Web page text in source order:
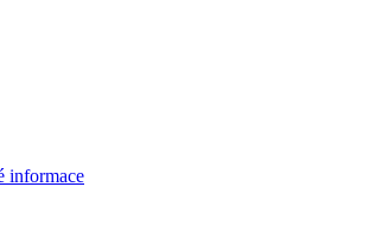
informace